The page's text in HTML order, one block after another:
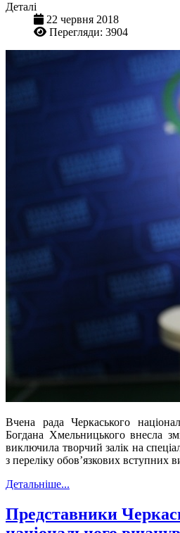
Деталі
22 червня 2018
Перегляди: 3904
Вчена рада Черкаського
Богдана Хмельницького внесла
виключила творчий залік на
з переліку обов’язкових вступних
Детальніше...
Представники